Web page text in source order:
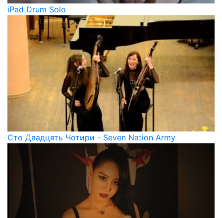
iPad Drum Solo
Сто Двадцять Чотири - Seven Nation Army